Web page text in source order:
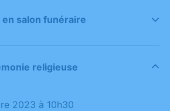
en salon funéraire
religieuse
2023 à 10h30